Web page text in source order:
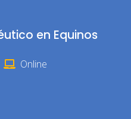
en Equinos
Online